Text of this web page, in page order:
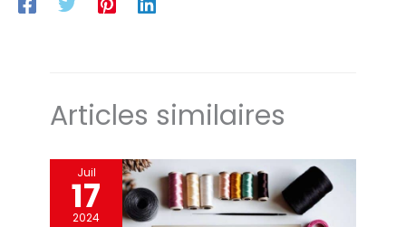
Articles similaires
Juil
17
2024